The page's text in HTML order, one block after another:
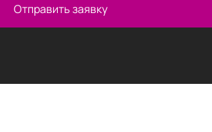
Отправить заявку